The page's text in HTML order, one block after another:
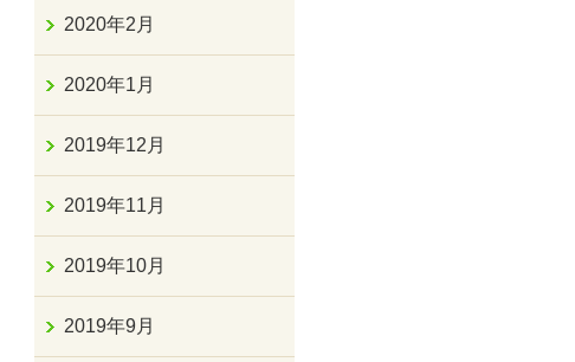
2020年2月
2020年1月
2019年12月
2019年11月
2019年10月
2019年9月